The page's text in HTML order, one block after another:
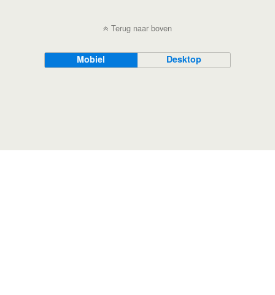
Terug naar boven
Mobiel Desktop